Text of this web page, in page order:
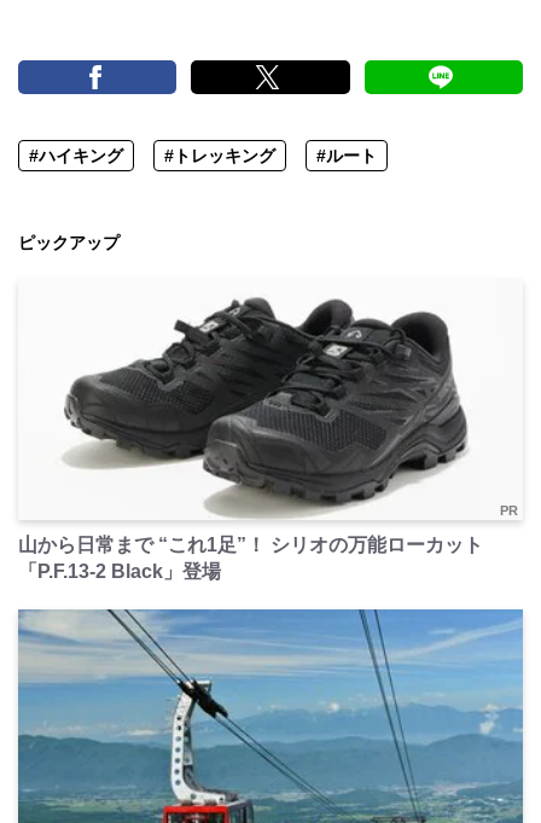
#ハイキング #トレッキング #ルート
ピックアップ
PR
山から日常まで “これ1足”！ シリオの万能ローカット
「P.F.13-2 Black」登場